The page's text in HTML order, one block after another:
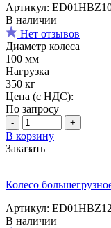
Артикул:
В наличии
Нет отзывов
Диаметр колеса
100 мм
Нагрузка
350 кг
Цена (с НДС):
По запросу
- +
В корзину
Заказать
Колесо
Артикул:
В наличии